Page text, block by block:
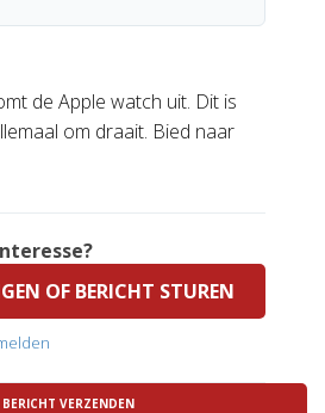
de Apple watch uit. Dit is
om draait. Bied naar
OF BERICHT STUREN
VERZENDEN